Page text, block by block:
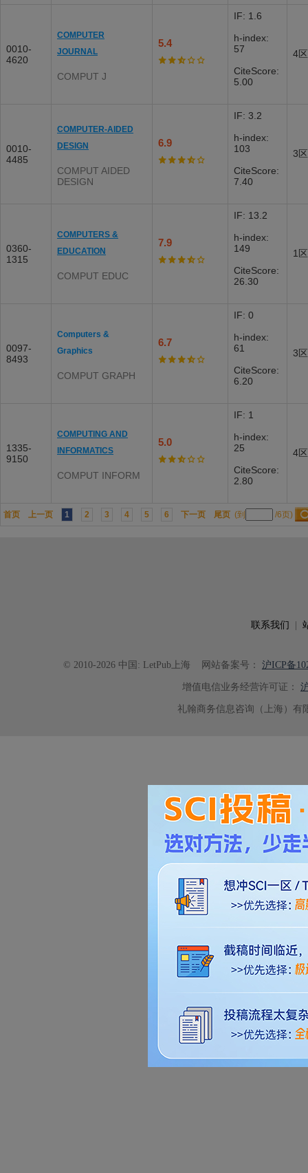
0010-
4620
COMPUTER
JOURNAL
COMPUT J
5.4
IF: 1.6
h-index:
57
CiteScore:
5.00
4区
0010-
4485
COMPUTER-AIDED
DESIGN
COMPUT AIDED
DESIGN
6.9
IF: 3.2
h-index:
103
CiteScore:
7.40
3区
0360-
1315
COMPUTERS &
EDUCATION
COMPUT EDUC
7.9
IF: 13.2
h-index:
149
CiteScore:
26.30
1区
0097-
8493
Computers &
Graphics
COMPUT GRAPH
6.7
IF: 0
h-index:
61
CiteScore:
6.20
3区
1335-
9150
COMPUTING AND
INFORMATICS
COMPUT INFORM
5.0
IF: 1
h-index:
25
CiteScore:
2.80
4区
首页 上一页 1 2 3 4 5 6 下一页 尾页 (到 /6页)
联系我们
© 2010-2026 中国: LetPub上海 网站备案号： 沪ICP备
增值电信业务经营许可证：
礼翰商务信息咨询（上海）